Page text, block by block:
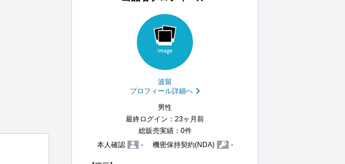
波留
プロフィール詳細へ
男性
最終ログイン：23ヶ月前
総販売実績：0件
本人確認
- 機密保持契約(NDA) -